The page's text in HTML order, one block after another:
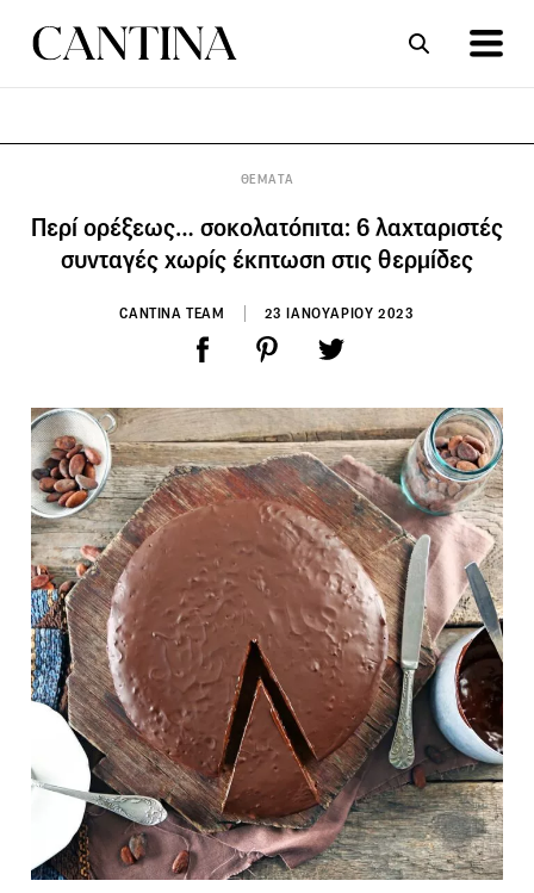
ΘΕΜΑΤΑ
Περί ορέξεως… σοκολατόπιτα: 6 λαχταριστές
συνταγές χωρίς έκπτωση στις θερμίδες
CANTINA TEAM 23 ΙΑΝΟΥΑΡΙΟΥ 2023